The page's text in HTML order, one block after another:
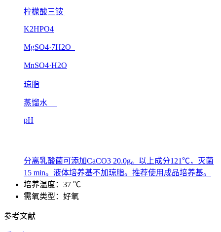
柠檬酸三铵
K2HPO4
MgSO4·7H2O
MnSO4·H2O
琼脂
蒸馏水
pH
分离乳酸菌可添加CaCO3 20.0g。以上成分121℃，灭菌
15 min。液体培养基不加琼脂。推荐使用成品培养基。
培养温度：37 ℃
需氧类型：好氧
参考文献